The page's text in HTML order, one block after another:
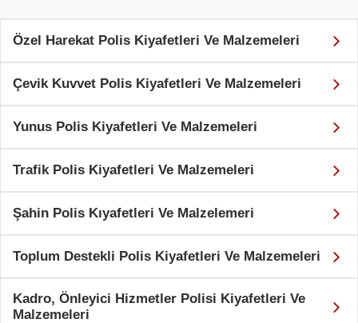
Özel Harekat Polis Kiyafetleri Ve Malzemeleri
Çevik Kuvvet Polis Kiyafetleri Ve Malzemeleri
Yunus Polis Kiyafetleri Ve Malzemeleri
Trafik Polis Kiyafetleri Ve Malzemeleri
Şahin Polis Kıyafetleri Ve Malzelemeri
Toplum Destekli Polis Kiyafetleri Ve Malzemeleri
Kadro, Önleyici Hizmetler Polisi Kiyafetleri Ve
Malzemeleri